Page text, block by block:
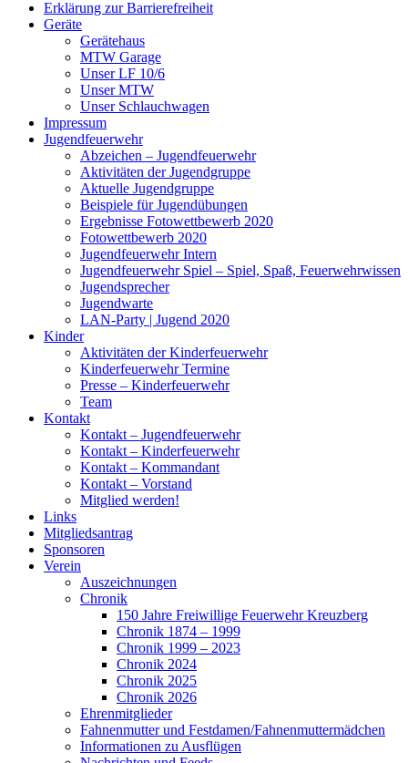
Erklärung zur Barriere­frei­heit
Geräte
Gerätehaus
MTW Garage
Unser LF 10/6
Unser MTW
Unser Schlauchwagen
Impressum
Jugendfeuerwehr
Abzeichen – Jugendfeuerwehr
Aktivitäten der Jugendgruppe
Aktuelle Jugendgruppe
Beispiele für Jugendübungen
Ergebnisse Fotowettbewerb 2020
Fotowettbewerb 2020
Jugendfeuerwehr Intern
Jugendfeuerwehr Spiel – Spiel, Spaß, Feuerwehrwissen
Jugendsprecher
Jugendwarte
LAN-Party | Jugend 2020
Kinder
Aktivitäten der Kinderfeuerwehr
Kinderfeuerwehr Termine
Presse – Kinderfeuerwehr
Team
Kontakt
Kontakt – Jugendfeuerwehr
Kontakt – Kinderfeuerwehr
Kontakt – Kommandant
Kontakt – Vorstand
Mitglied werden!
Links
Mitgliedsantrag
Sponsoren
Verein
Auszeichnungen
Chronik
150 Jahre Freiwillige Feuerwehr Kreuzberg
Chronik 1874 – 1999
Chronik 1999 – 2023
Chronik 2024
Chronik 2025
Chronik 2026
Ehrenmitglieder
Fahnenmutter und Festdamen/Fahnenmuttermädchen
Informationen zu Ausflügen